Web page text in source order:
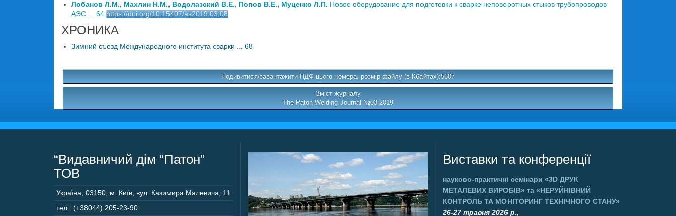
Лобанов Л.М., Махлин Н.М., Водолазский В.Е., Попов В.Е., Муценко Л.П. Новое оборудование для подготовки к сварке неповоротных стыков трубопроводов
АЭС ... 64 https://doi.org/10.15407/as2019.03.08
ХРОНИКА
Зимний съезд Международного института сварки ... 68
Подивитися/завантажити ПДФ цього номера, розмір файлу (в Кбайтах):5607
Зміст журналу
The Paton Welding Journal №03 2019
“Видавничий дім “Патон”
ТОВ
Україна 03150 м. Київ, вул. Казимира Малевича, 11
тел.: (+38044) 205-23-90
Виставки та конференції
науково-практичні семінари«3D ДРУК
МЕТАЛЕВИХ ВИРОБІВ» та«НЕРУЙНІВНИЙ
КОНТРОЛЬ ТА МОНІТОРИНГ ТЕХНІЧНОГО СТАНУ»
26-27 травня 2026 р.,